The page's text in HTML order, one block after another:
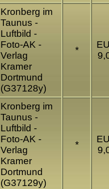
Kronberg im
Taunus -
Luftbild -
Foto-AK -
Verlag
Kramer
Dortmund
(G37128y)
*
Kronberg im
Taunus -
Luftbild -
Foto-AK -
Verlag
Kramer
Dortmund
(G37129y)
*